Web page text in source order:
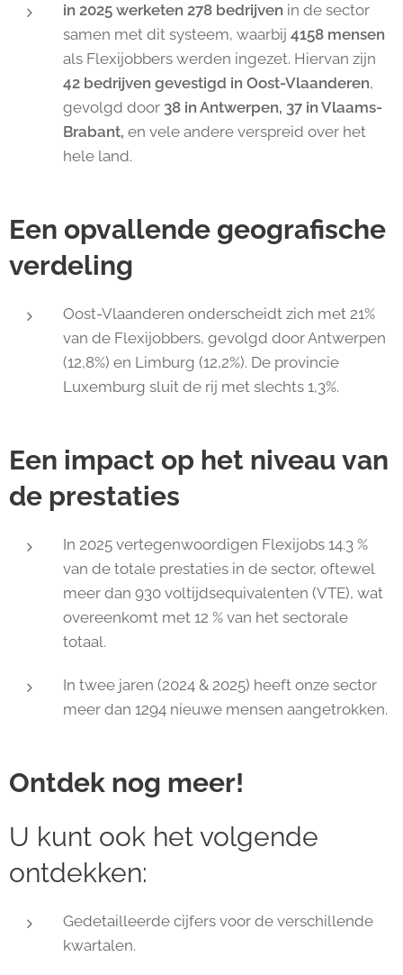
in 2025 werketen 278 bedrijven in de sector
samen met dit systeem, waarbij 4158 mensen
als Flexijobbers werden ingezet. Hiervan zijn
42 bedrijven gevestigd in Oost-Vlaanderen,
gevolgd door 38 in Antwerpen, 37 in Vlaams-
Brabant, en vele andere verspreid over het
hele land.
Een opvallende geografische
verdeling
Oost-Vlaanderen onderscheidt zich met 21%
van de Flexijobbers, gevolgd door Antwerpen
(12,8%) en Limburg (12,2%). De provincie
Luxemburg sluit de rij met slechts 1,3%.
Een impact op het niveau van
de prestaties
In 2025 vertegenwoordigen Flexijobs 14.3 %
van de totale prestaties in de sector, oftewel
meer dan 930 voltijdsequivalenten (VTE), wat
overeenkomt met 12 % van het sectorale
totaal.
In twee jaren (2024 & 2025) heeft onze sector
meer dan 1294 nieuwe mensen aangetrokken.
Ontdek nog meer!
U kunt ook het volgende
ontdekken:
Gedetailleerde cijfers voor de verschillende
kwartalen.